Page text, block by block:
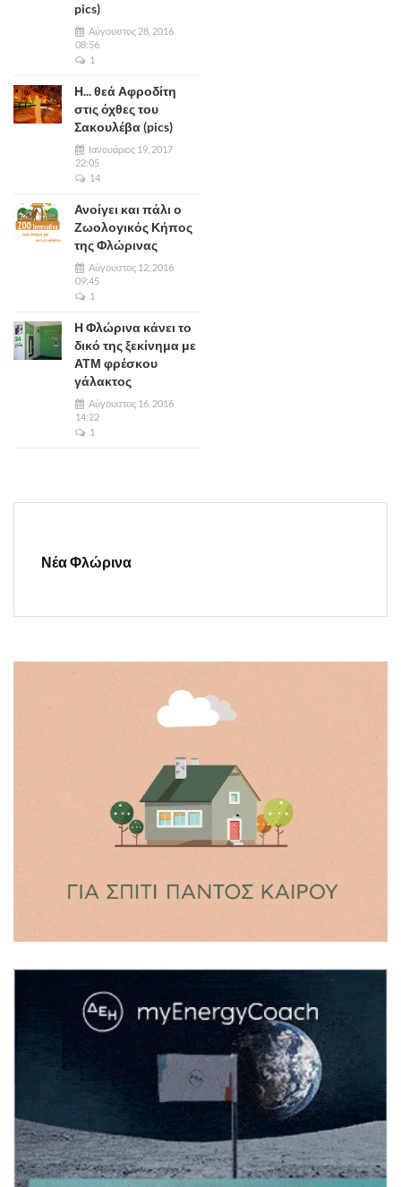
pics)
Αύγουστος 28, 2016
08:56
1
Η... θεά Αφροδίτη
στις όχθες του
Σακουλέβα (pics)
Ιανουάριος 19, 2017
22:05
14
Ανοίγει και πάλι ο
Ζωολογικός Κήπος
της Φλώρινας
Αύγουστος 12, 2016
09:45
1
Η Φλώρινα κάνει το
δικό της ξεκίνημα με
ΑΤΜ φρέσκου
γάλακτος
Αύγουστος 16, 2016
14:22
1
Νέα Φλώρινα